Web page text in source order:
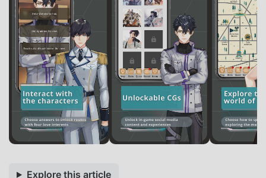
Explore this article